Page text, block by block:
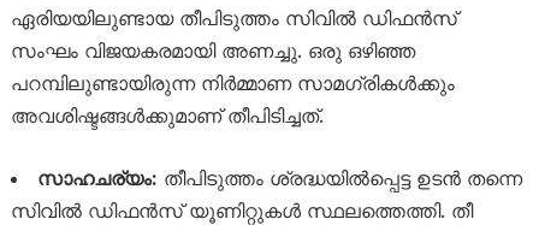
ഏരിയയിലുണ്ടായ തീപിടുത്തം സിവിൽ ഡിഫൻസ്
സംഘം വിജയകരമായി അണച്ചു. ഒരു ഒഴിഞ്ഞ
പറമ്പിലുണ്ടായിരുന്ന നിർമ്മാണ സാമഗ്രികൾക്കും
അവശിഷ്ടങ്ങൾക്കുമാണ് തീപിടിച്ചത്.
സാഹചര്യം: തീപിടുത്തം ശ്രദ്ധയിൽപ്പെട്ട ഉടൻ തന്നെ
സിവിൽ ഡിഫൻസ് യൂണിറ്റുകൾ സ്ഥലത്തെത്തി. തീ